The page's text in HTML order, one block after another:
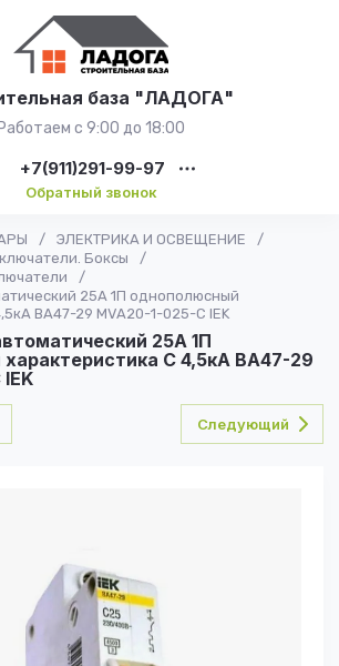
база "ЛАДОГА"
Работаем с 9:00 до 18:00
+7(911)291-99-97
Обратный звонок
/ ЭЛЕКТРИКА И ОСВЕЩЕНИЕ
/
Боксы
/
/
25А 1П однополюсный
ВА47-29 MVA20-1-025-C IEK
25А 1П
C 4,5кА ВА47-29
Следующий